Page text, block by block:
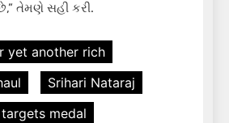
તેમણે સહી કરી.
yet another rich
Srihari Nataraj
targets medal